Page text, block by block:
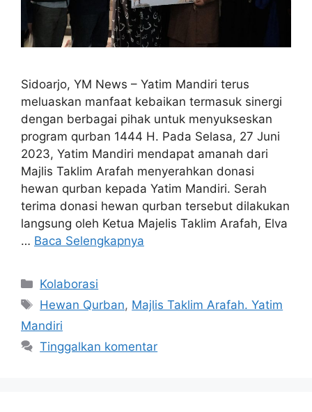
Sidoarjo, YM News – Yatim Mandiri terus
meluaskan manfaat kebaikan termasuk sinergi
dengan berbagai pihak untuk menyukseskan
program qurban 1444 H. Pada Selasa, 27 Juni
2023, Yatim Mandiri mendapat amanah dari
Majlis Taklim Arafah menyerahkan donasi
hewan qurban kepada Yatim Mandiri. Serah
terima donasi hewan qurban tersebut dilakukan
langsung oleh Ketua Majelis Taklim Arafah, Elva
… Baca Selengkapnya
Kolaborasi
Hewan Qurban, Majlis Taklim Arafah. Yatim
Mandiri
Tinggalkan komentar